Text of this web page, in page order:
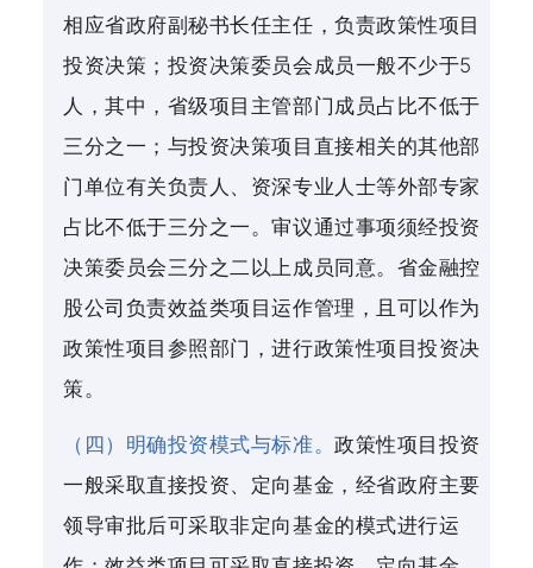
相应省政府副秘书长任主任，负责政策性项目
投资决策；投资决策委员会成员一般不少于5
人，其中，省级项目主管部门成员占比不低于
三分之一；与投资决策项目直接相关的其他部
门单位有关负责人、资深专业人士等外部专家
占比不低于三分之一。审议通过事项须经投资
决策委员会三分之二以上成员同意。省金融控
股公司负责效益类项目运作管理，且可以作为
政策性项目参照部门，进行政策性项目投资决
策。
（四）明确投资模式与标准。政策性项目投资
一般采取直接投资、定向基金，经省政府主要
领导审批后可采取非定向基金的模式进行运